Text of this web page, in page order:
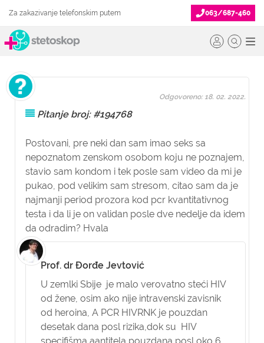
Za zakazivanje telefonskim putem 063/687-460
Pitanje broj: #194768
Postovani, pre neki dan sam imao seks sa
nepoznatom zenskom osobom koju ne poznajem,
stavio sam kondom i tek posle sam video da mi je
pukao, pod velikim sam stresom, citao sam da je
najmanji period prozora kod pcr kvantitativnog
testa i da li je on validan posle dve nedelje da idem
da odradim? Hvala
Odgovoreno: 18. 02. 2022.
Prof. dr Đorđe Jevtović
U zemlki Sbije je malo verovatno steći HIV
od žene, osim ako nije intravenski zavisnik
od heroina, A PCR HIVRNK je pouzdan
desetak dana posl rizika,dok su HIV